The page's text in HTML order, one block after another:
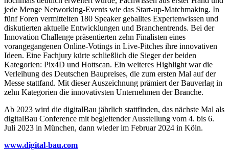
jede Menge Networking-Events wie das Start-up-Matchmaking. In
fünf Foren vermittelten 180 Speaker geballtes Expertenwissen und
diskutierten aktuelle Entwicklungen und Branchentrends. Bei der
Innovation Challenge präsentierten zehn Finalisten eines
vorangegangenen Online-Votings in Live-Pitches ihre innovativen
Ideen. Eine Fachjury kürte schließlich die Sieger der beiden
Kategorien: Pix4D und Hottscan. Ein weiteres Highlight war die
Verleihung des Deutschen Baupreises, die zum ersten Mal auf der
Messe stattfand. Mit dieser Auszeichnung prämiert der Bauverlag in
zehn Kategorien die innovativsten Unternehmen der Branche.
Ab 2023 wird die digitalBau jährlich stattfinden, das nächste Mal als
digitalBau Conference mit begleitender Ausstellung vom 4. bis 6.
Juli 2023 in München, dann wieder im Februar 2024 in Köln.
www.digital-bau.com